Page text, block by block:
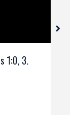
1:0, 3.